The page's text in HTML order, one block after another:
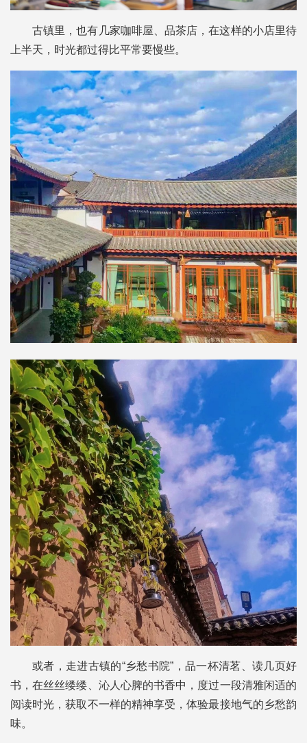
古镇里，也有几家咖啡屋、品茶店，在这样的小店里待
上半天，时光都过得比平常要慢些。
或者，走进古镇的“乡愁书院”，品一杯清茗、读几页好
书，在丝丝缕缕、沁人心脾的书香中，度过一段清雅闲适的
阅读时光，获取不一样的精神享受，体验最接地气的乡愁韵
味。